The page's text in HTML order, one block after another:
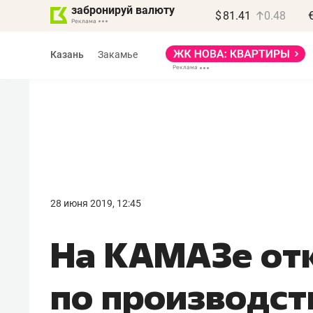
забронируй валюту $ 81.41 0.48
Казань Закамье
28 июня 2019, 12:45
На КАМАЗе
по